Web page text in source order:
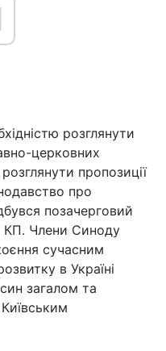
розглянути
церковних
пропозиції
про
позачерговий
Члени Синоду
сучасним
в Україні
загалом та